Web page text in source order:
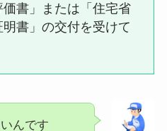
価書」または「住宅省
書」の交付を受けて
んです